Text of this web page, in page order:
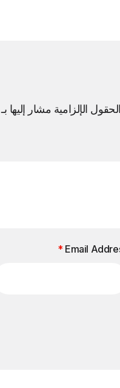
الحقول الإلزامية مشار إليها بـ
Email
*